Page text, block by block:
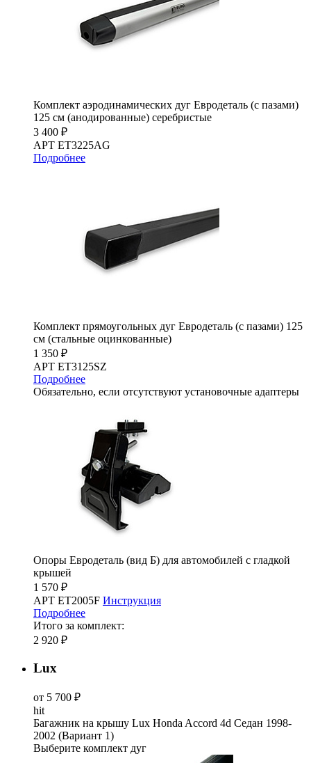
Комплект аэродинамических дуг Евродеталь (с пазами)
125 см (анодированные) серебристые
3 400 ₽
АРТ ET3225AG
Подробнее
Комплект прямоугольных дуг Евродеталь (с пазами) 125
см (стальные оцинкованные)
1 350 ₽
АРТ ET3125SZ
Подробнее
Обязательно, если отсутствуют установочные адаптеры
Опоры Евродеталь (вид Б) для автомобилей с гладкой
крышей
1 570 ₽
АРТ ET2005F Инструкция
Подробнее
Итого за комплект:
2 920 ₽
Lux
от 5 700 ₽
hit
Багажник на крышу Lux Honda Accord 4d Седан 1998-
2002 (Вариант 1)
Выберите комплект дуг